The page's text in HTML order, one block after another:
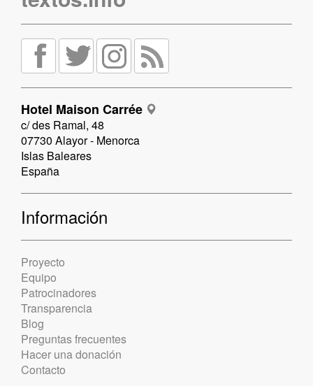
Hotel Maison Carrée
c/ des Ramal, 48
07730 Alayor - Menorca
Islas Baleares
España
Información
Proyecto
Equipo
Patrocinadores
Transparencia
Blog
Preguntas frecuentes
Hacer una donación
Contacto